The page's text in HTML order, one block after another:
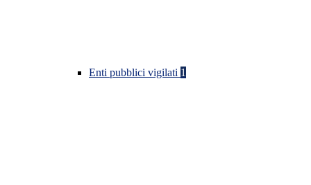
Enti pubblici vigilati 1